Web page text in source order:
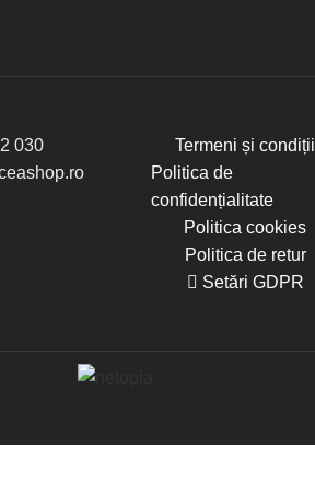
030
Termeni și condiții
Politica de
confidențialitate
Politica cookies
Politica de retur
Setări GDPR